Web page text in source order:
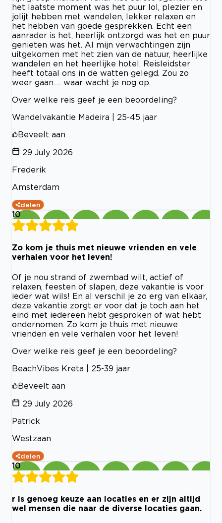
het laatste moment was het puur lol, plezier en
jolijt hebben met wandelen, lekker relaxen en
het hebben van goede gesprekken. Echt een
aanrader is het, heerlijk ontzorgd was het en puur
genieten was het. Al mijn verwachtingen zijn
uitgekomen met het zien van de natuur, heerlijke
wandelen en het heerlijke hotel. Reisleidster
heeft totaal ons in de watten gelegd. Zou zo
weer gaan..... waar wacht je nog op.
Over welke reis geef je een beoordeling?
Wandelvakantie Madeira | 25-45 jaar
Beveelt aan
29 July 2026
Frederik
Amsterdam
delen
10
Zo kom je thuis met nieuwe vrienden en vele
verhalen voor het leven!
Of je nou strand of zwembad wilt, actief of
relaxen, feesten of slapen, deze vakantie is voor
ieder wat wils! En al verschil je zo erg van elkaar,
deze vakantie zorgt er voor dat je toch aan het
eind met iedereen hebt gesproken of wat hebt
ondernomen. Zo kom je thuis met nieuwe
vrienden en vele verhalen voor het leven!
Over welke reis geef je een beoordeling?
BeachVibes Kreta | 25-39 jaar
Beveelt aan
29 July 2026
Patrick
Westzaan
delen
10
r is genoeg keuze aan locaties en er zijn altijd
wel mensen die naar de diverse locaties gaan.